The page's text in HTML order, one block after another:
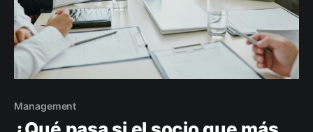
Management